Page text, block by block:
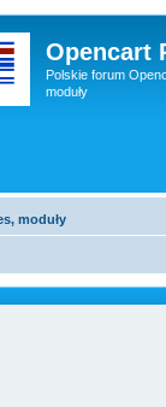
Opencart
Polskie forum
moduły
moduły